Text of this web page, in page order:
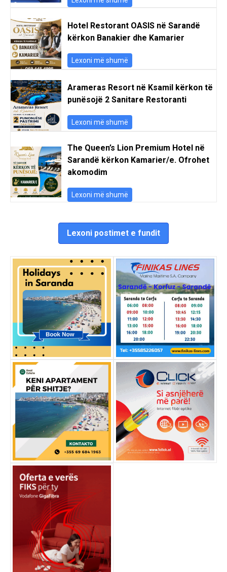
Hotel Restorant OASIS në Sarandë
kërkon Banakier dhe Kamarier
Lexoni më shumë
Arameras Resort në Ksamil kërkon të
punësojë 2 Sanitare Restoranti
Lexoni më shumë
The Queen’s Lion Premium Hotel në
Sarandë kërkon Kamarier/e. Ofrohet
akomodim
Lexoni më shumë
Lexoni postimet e fundit